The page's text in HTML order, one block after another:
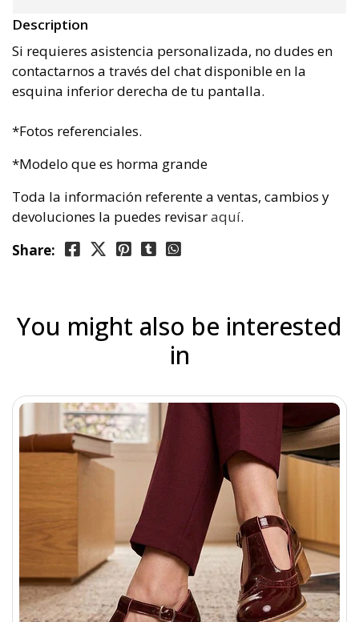
4 cms
Description
Si requieres asistencia personalizada, no dudes en
contactarnos a través del chat disponible en la
esquina inferior derecha de tu pantalla.
*Fotos referenciales.
*Modelo que es horma grande
Toda la información referente a ventas, cambios y
devoluciones la puedes revisaraquí.
Share:
You might also be interested
in